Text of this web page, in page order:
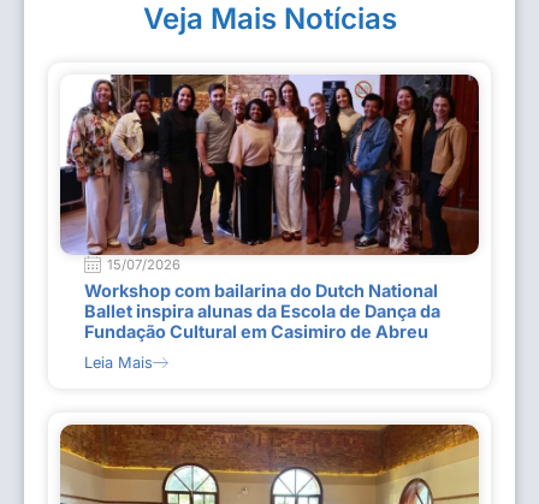
Veja Mais Notícias
15/07/2026
Workshop com bailarina do Dutch National
Ballet inspira alunas da Escola de Dança da
Fundação Cultural em Casimiro de Abreu
Leia Mais